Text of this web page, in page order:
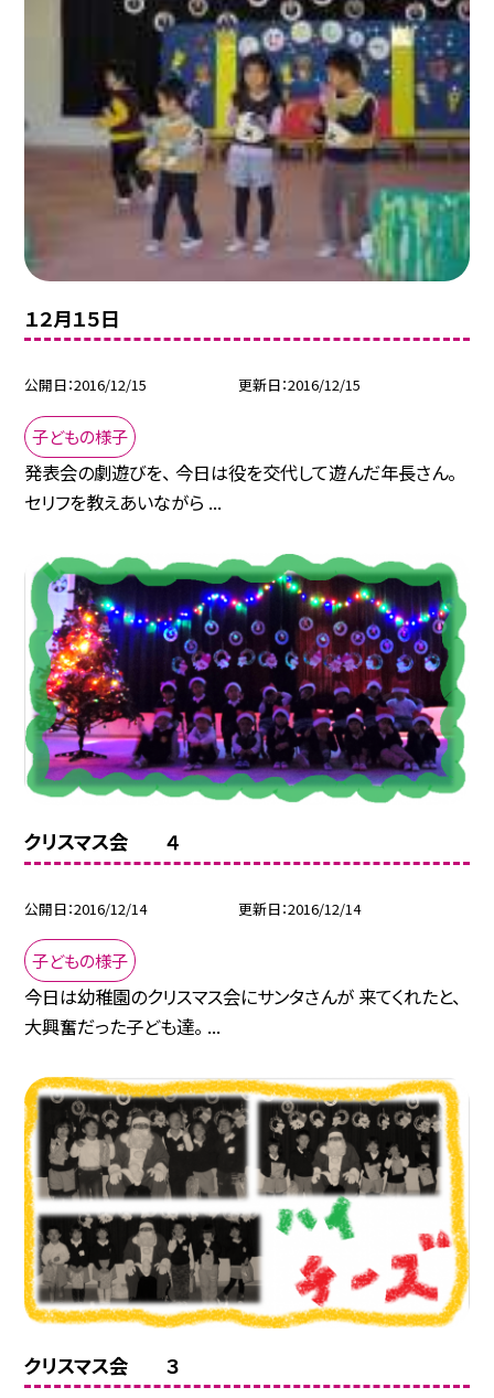
１２月１５日
公開日 2016/12/15 更新日 2016/12/15
子どもの様子
発表会の劇遊びを、 今日は役を交代して遊んだ年長さん。
セリフを教えあいながら ...
クリスマス会 ４
公開日 2016/12/14 更新日 2016/12/14
子どもの様子
今日は幼稚園のクリスマス会にサンタさんが 来てくれたと、
大興奮だった子ども達。 ...
クリスマス会 ３